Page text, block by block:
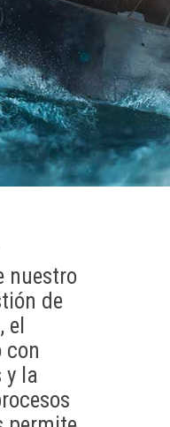
nuestro
de
con
y la